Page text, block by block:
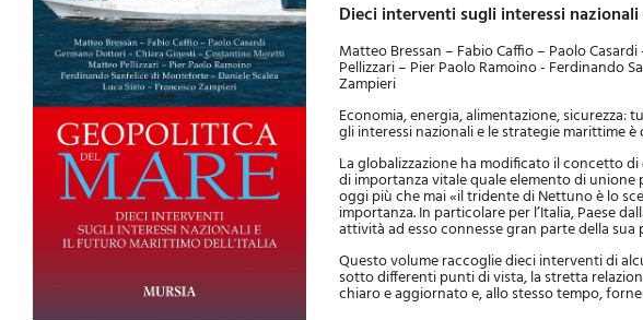
Dieci interventi sugli interessi
Matteo Bressan – Fabio Caffio – Paolo
Pellizzari – Pier Paolo Ramoino - Ferdinando
Zampieri
Economia, energia, alimentazione, sicurezza:
gli interessi nazionali e le strategie marittime
La globalizzazione ha modificato il concetto
di importanza vitale quale elemento di unione
oggi più che mai «il tridente di Nettuno è lo
importanza. In particolare per l’Italia, Paese
attività ad esso connesse gran parte della sua
Questo volume raccoglie dieci interventi di
sotto differenti punti di vista, la stretta
chiaro e aggiornato e, allo stesso tempo,